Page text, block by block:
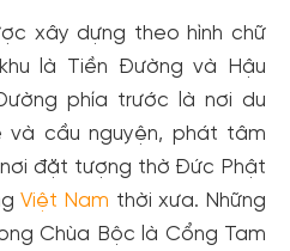
xây dựng theo hình chữ
là Tiền Đường và Hậu
phía trước là nơi du
và cầu nguyện, phát tâm
đặt tượng thờ Đức Phật
Việt Nam thời xưa. Những
Chùa Bộc là Cổng Tam